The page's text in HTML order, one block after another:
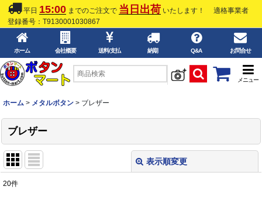
平日 15:00 までのご注文で 当日出荷 いたします！
適格事業者
登録番号：T9130001030867
ホーム 会社概要 送料/支払 納期 Q&A お問合せ
メニュー
ホーム > メタルボタン > ブレザー
ブレザー
表示順変更
20件